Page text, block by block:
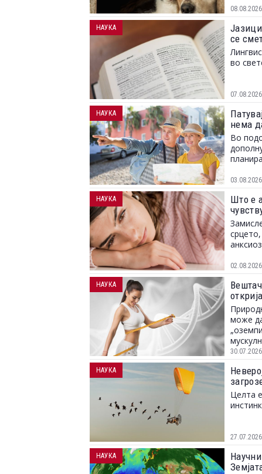
08.08.2026
се
во
07.08.2026
НАУКА
нема
Во
03.08.2026
НАУКА
Што е
02.08.2026
НАУКА
може
30.07.2026
НАУКА
Целта
27.07.2026
НАУКА
НАУКА